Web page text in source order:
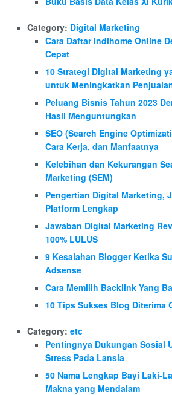
Category: Digital Marketing
Cara Daftar Indihome Online
Cepat
10 Strategi Digital Marketing
untuk Meningkatkan
Peluang Bisnis Tahun 2023
Hasil Menguntungkan
SEO (Search Engine
Cara Kerja, dan Manfaatnya
Kelebihan dan Kekurangan
Marketing (SEM)
Pengertian Digital Marketing,
Platform Lengkap
Jawaban Digital Marketing
100% LULUS
9 Kesalahan Blogger Ketika
Adsense
Cara Memilih Backlink Yang
10 Tips Sukses Blog Diterima
Category: etc
Pentingnya Dukungan Sosial
Stress Pada Lansia
50 Nama Lengkap Bayi Laki-
Makna yang Mendalam